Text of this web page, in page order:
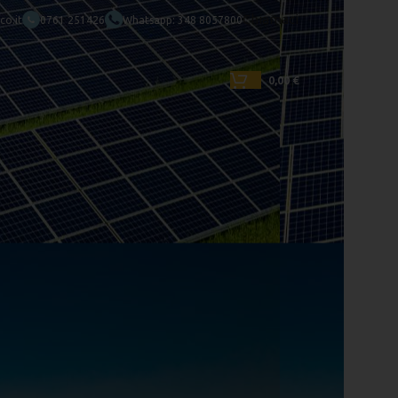
0761 251426 Whatsapp: 348 8057800Chiamaci
0,00€